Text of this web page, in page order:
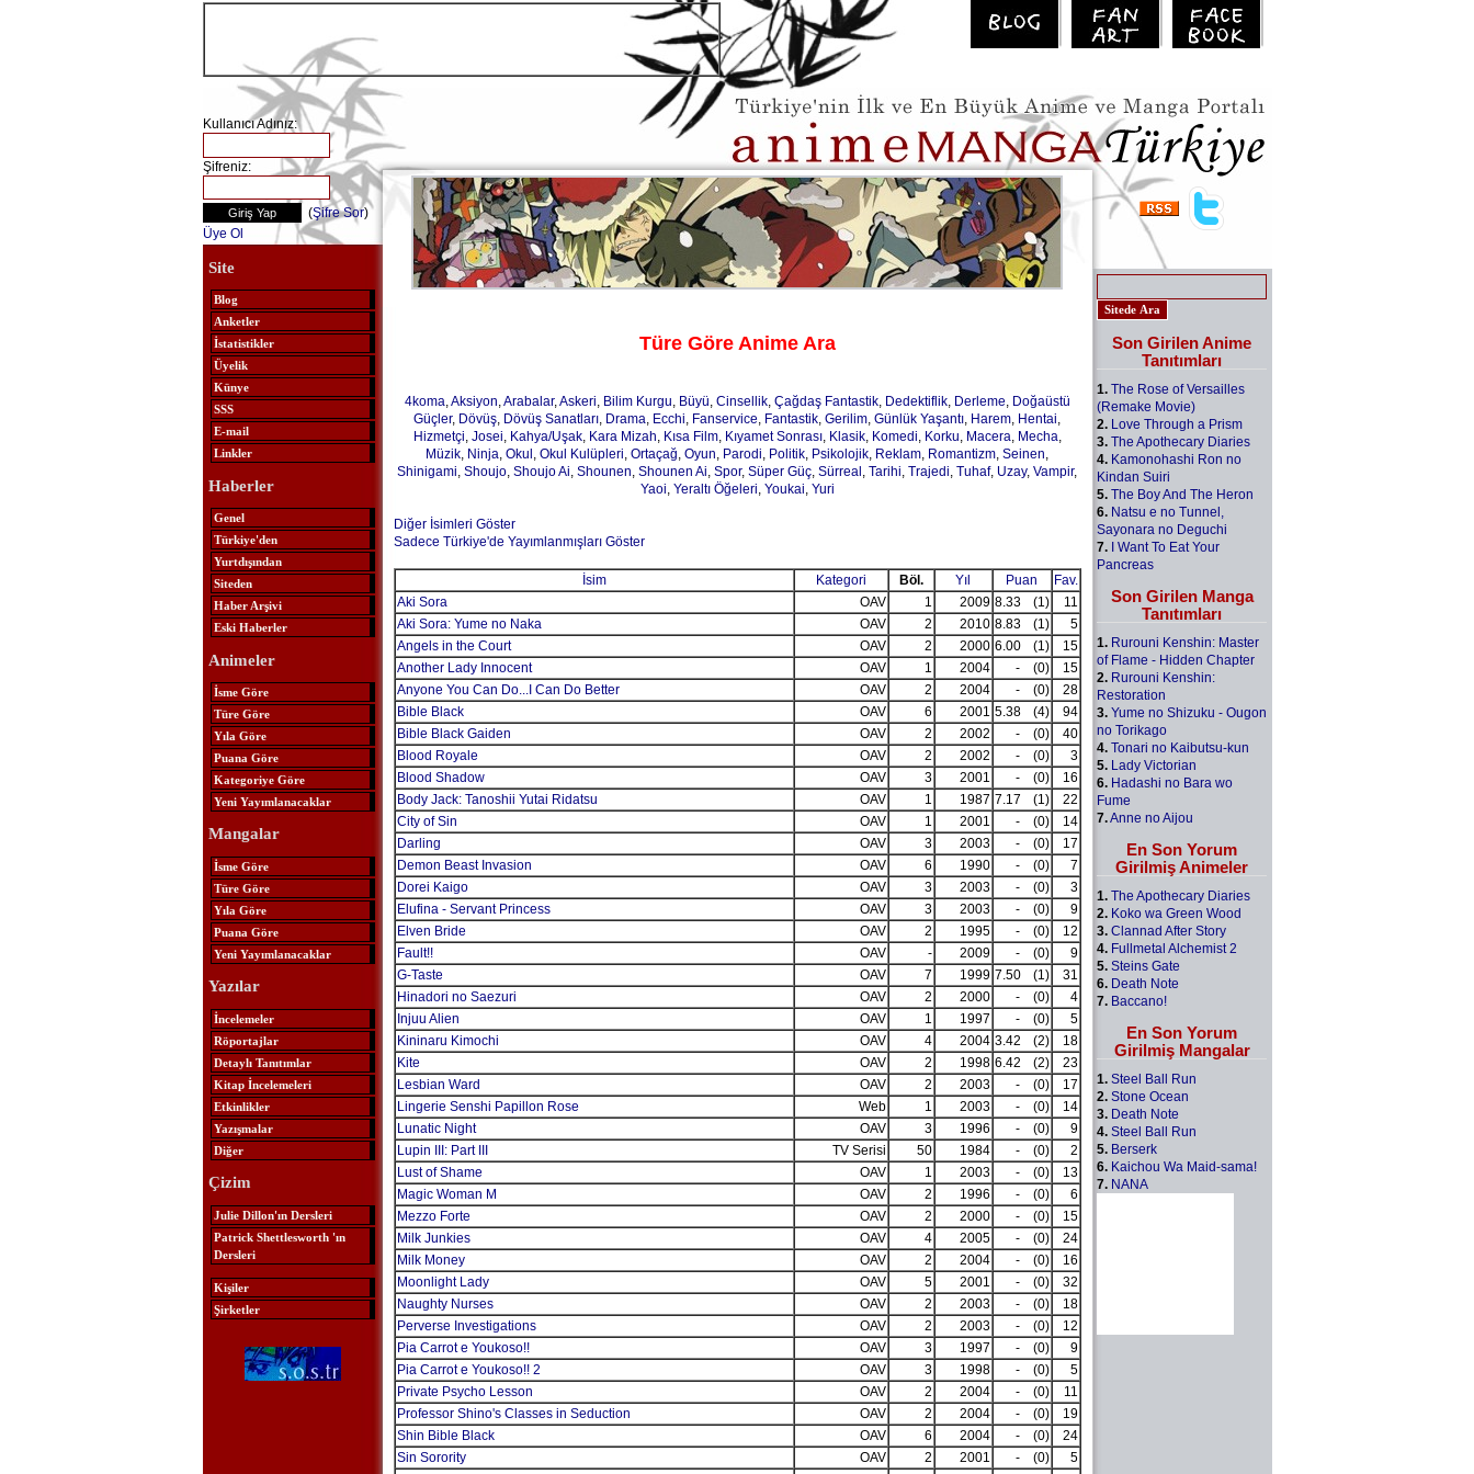
Kullanıcı Adınız:
Şifreniz:
(Şifre Sor)
Üye Ol
Site
Blog
Anketler
İstatistikler
Üyelik
Künye
SSS
E-mail
Linkler
Haberler
Genel
Türkiye'den
Yurtdışından
Siteden
Haber Arşivi
Eski Haberler
Animeler
İsme Göre
Türe Göre
Yıla Göre
Puana Göre
Kategoriye Göre
Yeni Yayımlanacaklar
Mangalar
İsme Göre
Türe Göre
Yıla Göre
Puana Göre
Yeni Yayımlanacaklar
Yazılar
İncelemeler
Röportajlar
Detaylı Tanıtımlar
Kitap İncelemeleri
Etkinlikler
Yazışmalar
Diğer
Çizim
Julie Dillon'ın Dersleri
Patrick Shettlesworth 'ın
Dersleri
Kişiler
Şirketler
Türe Göre Anime Ara
4koma,Aksiyon,Arabalar,Askeri, Bilim Kurgu, Büyü, Cinsellik, Çağdaş Fantastik, Dedektiflik, Derleme, Doğaüstü
Güçler, Dövüş, Dövüş Sanatları, Drama, Ecchi, Fanservice, Fantastik, Gerilim, Günlük Yaşantı, Harem, Hentai,
Hizmetçi, Josei, Kahya/Uşak, Kara Mizah, Kısa Film, Kıyamet Sonrası, Klasik, Komedi, Korku, Macera, Mecha,
Müzik, Ninja, Okul , Okul Kulüpleri, Ortaçağ, Oyun, Parodi, Politik, Psikolojik, Reklam, Romantizm, Seinen,
Shinigami, Shoujo, Shoujo Ai, Shounen, Shounen Ai, Spor, Süper Güç, Sürreal , Tarihi, Trajedi, Tuhaf, Uzay, Vampir,
Yaoi, Yeraltı Öğeleri, Youkai, Yuri
Diğer İsimleri Göster
Sadece Türkiye'de Yayımlanmışları Göster
İsim Kategori Böl. Yıl Puan
Fav.
Aki Sora
OAV 1 2009 8.33 (1)
11
Aki Sora: Yume no Naka
OAV 2 2010 8.83 (1)
5
Angels in the Court
OAV 2 2000 6.00 (1)
15
Another Lady Innocent
OAV 1 2004 - (0)
15
Anyone You Can Do...I Can Do Better
OAV 2 2004 - (0)
28
Bible Black
OAV 6 2001 5.38 (4)
94
Bible Black Gaiden
OAV 2 2002 - (0)
40
Blood Royale
OAV 2 2002 - (0)
3
Blood Shadow
OAV 3 2001 - (0)
16
Body Jack: Tanoshii Yutai Ridatsu
OAV 1 1987 7.17 (1)
22
City of Sin
OAV 1 2001 - (0)
14
Darling
OAV 3 2003 - (0)
17
Demon Beast Invasion
OAV 6 1990 - (0)
7
Dorei Kaigo
OAV 3 2003 - (0)
3
Elufina - Servant Princess
OAV 3 2003 - (0)
9
Elven Bride
OAV 2 1995 - (0)
12
Fault!!
OAV - 2009 - (0)
9
G-Taste
OAV 7 1999 7.50 (1)
31
Hinadori no Saezuri
OAV 2 2000 - (0)
4
Injuu Alien
OAV 1 1997 - (0)
5
Kininaru Kimochi
OAV 4 2004 3.42 (2)
18
Kite
OAV 2 1998 6.42 (2)
23
Lesbian Ward
OAV 2 2003 - (0)
17
Lingerie Senshi Papillon Rose
Web 1 2003 - (0)
14
Lunatic Night
OAV 3 1996 - (0)
9
Lupin III: Part III
TV Serisi 50 1984 - (0)
2
Lust of Shame
OAV 1 2003 - (0)
13
Magic Woman M
OAV 2 1996 - (0)
6
Mezzo Forte
OAV 2 2000 - (0)
15
Milk Junkies
OAV 4 2005 - (0)
24
Milk Money
OAV 2 2004 - (0)
16
Moonlight Lady
OAV 5 2001 - (0)
32
Naughty Nurses
OAV 2 2003 - (0)
18
Perverse Investigations
OAV 2 2003 - (0)
12
Pia Carrot e Youkoso!!
OAV 3 1997 - (0)
9
Pia Carrot e Youkoso!! 2
OAV 3 1998 - (0)
5
Private Psycho Lesson
OAV 2 2004 - (0)
11
Professor Shino's Classes in Seduction
OAV 2 2004 - (0)
19
Shin Bible Black
OAV 6 2004 - (0)
24
Sin Sorority
OAV 2 2001 - (0)
5
Son Girilen Anime
Tanıtımları
1. The Rose of Versailles
(Remake Movie)
2. Love Through a Prism
3. The Apothecary Diaries
4. Kamonohashi Ron no
Kindan Suiri
5. The Boy And The Heron
6. Natsu e no Tunnel,
Sayonara no Deguchi
7. I Want To Eat Your
Pancreas
Son Girilen Manga
Tanıtımları
1. Rurouni Kenshin: Master
of Flame - Hidden Chapter
2. Rurouni Kenshin:
Restoration
3. Yume no Shizuku - Ougon
no Torikago
4. Tonari no Kaibutsu-kun
5. Lady Victorian
6. Hadashi no Bara wo
Fume
7.Anne no Aijou
En Son Yorum
Girilmiş Animeler
1. The Apothecary Diaries
2. Koko wa Green Wood
3. Clannad After Story
4. Fullmetal Alchemist 2
5. Steins Gate
6. Death Note
7. Baccano!
En Son Yorum
Girilmiş Mangalar
1. Steel Ball Run
2. Stone Ocean
3. Death Note
4. Steel Ball Run
5. Berserk
6. Kaichou Wa Maid-sama!
7. NANA